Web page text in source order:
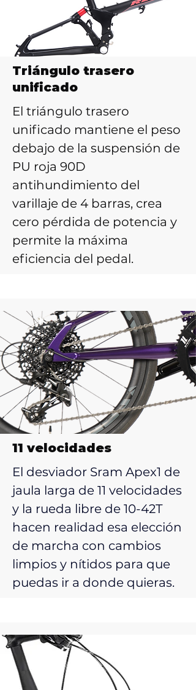
Triángulo trasero
unificado
El triángulo trasero
unificado mantiene el peso
debajo de la suspensión de
PU roja 90D
antihundimiento del
varillaje de 4 barras, crea
cero pérdida de potencia y
permite la máxima
eficiencia del pedal.
11 velocidades
El desviador Sram Apex1 de
jaula larga de 11 velocidades
y la rueda libre de 10-42T
hacen realidad esa elección
de marcha con cambios
limpios y nítidos para que
puedas ir a donde quieras.